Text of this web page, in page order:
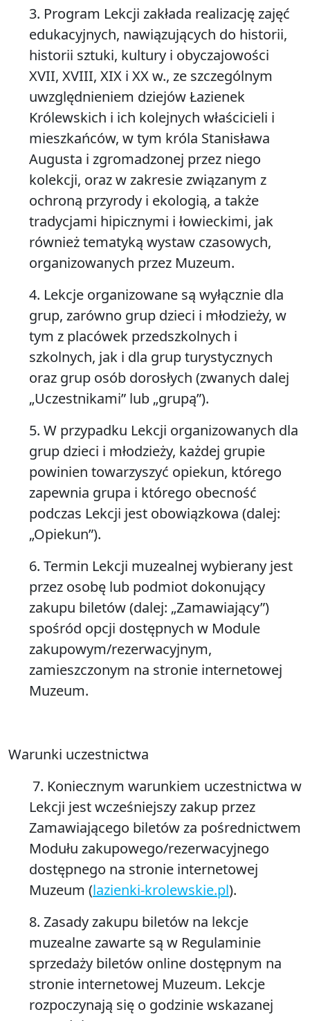
3. Program Lekcji zakłada realizację zajęć
edukacyjnych, nawiązujących do historii,
historii sztuki, kultury i obyczajowości
XVII, XVIII, XIX i XX w., ze szczególnym
uwzględnieniem dziejów Łazienek
Królewskich i ich kolejnych właścicieli i
mieszkańców, w tym króla Stanisława
Augusta i zgromadzonej przez niego
kolekcji, oraz w zakresie związanym z
ochroną przyrody i ekologią, a także
tradycjami hipicznymi i łowieckimi, jak
również tematyką wystaw czasowych,
organizowanych przez Muzeum.
4. Lekcje organizowane są wyłącznie dla
grup, zarówno grup dzieci i młodzieży, w
tym z placówek przedszkolnych i
szkolnych, jak i dla grup turystycznych
oraz grup osób dorosłych (zwanych dalej
„Uczestnikami” lub „grupą”).
5. W przypadku Lekcji organizowanych dla
grup dzieci i młodzieży, każdej grupie
powinien towarzyszyć opiekun, którego
zapewnia grupa i którego obecność
podczas Lekcji jest obowiązkowa (dalej:
„Opiekun”).
6. Termin Lekcji muzealnej wybierany jest
przez osobę lub podmiot dokonujący
zakupu biletów (dalej: „Zamawiający”)
spośród opcji dostępnych w Module
zakupowym/rezerwacyjnym,
zamieszczonym na stronie internetowej
Muzeum.
Warunki uczestnictwa
7. Koniecznym warunkiem uczestnictwa w
Lekcji jest wcześniejszy zakup przez
Zamawiającego biletów za pośrednictwem
Modułu zakupowego/rezerwacyjnego
dostępnego na stronie internetowej
Muzeum (lazienki-krolewskie.pl).
8. Zasady zakupu biletów na lekcje
muzealne zawarte są w Regulaminie
sprzedaży biletów online dostępnym na
stronie internetowej Muzeum. Lekcje
rozpoczynają się o godzinie wskazanej